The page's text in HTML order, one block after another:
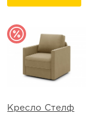
Кресло Стелф